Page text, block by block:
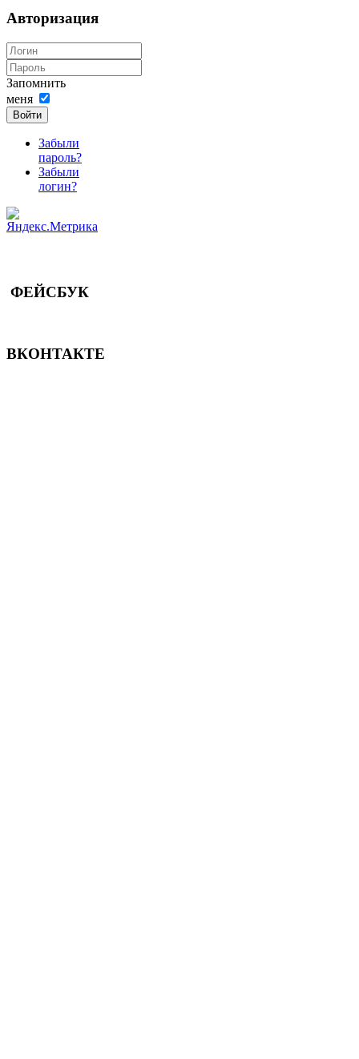
Авторизация
Запомнить
меня
Войти
Забыли
пароль?
Забыли
логин?
ФЕЙСБУК
ВКОНТАКТЕ